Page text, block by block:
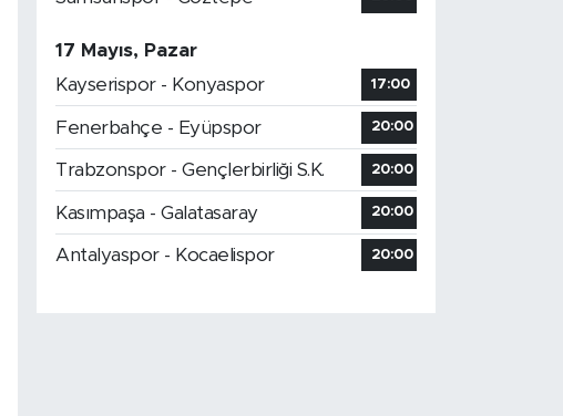
17 Mayıs, Pazar
Kayserispor - Konyaspor
17:00
Fenerbahçe - Eyüpspor 20:00
Trabzonspor - Gençlerbirliği S.K. 20:00
Kasımpaşa - Galatasaray 20:00
Antalyaspor - Kocaelispor 20:00